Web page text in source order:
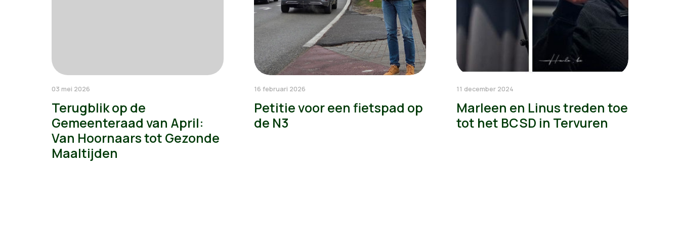
03 mei 2026
Terugblik op de
Gemeenteraad van April:
Van Hoornaars tot Gezonde
Maaltijden
16 februari 2026
Petitie voor een fietspad op
de N3
11 december 2024
Marleen en Linus treden toe
tot het BCSD in Tervuren